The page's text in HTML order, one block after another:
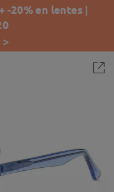
-20% en lentes |